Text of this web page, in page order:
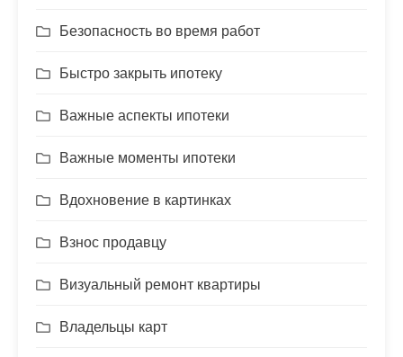
Безопасность во время работ
Быстро закрыть ипотеку
Важные аспекты ипотеки
Важные моменты ипотеки
Вдохновение в картинках
Взнос продавцу
Визуальный ремонт квартиры
Владельцы карт